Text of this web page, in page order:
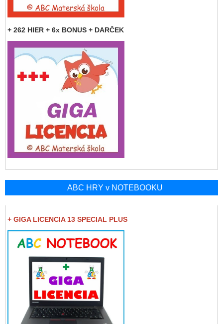
+ 262 HIER + 6x BONUS + DARČEK
ABC HRY v NOTEBOOKU
+ GIGA LICENCIA 13 SPECIAL PLUS